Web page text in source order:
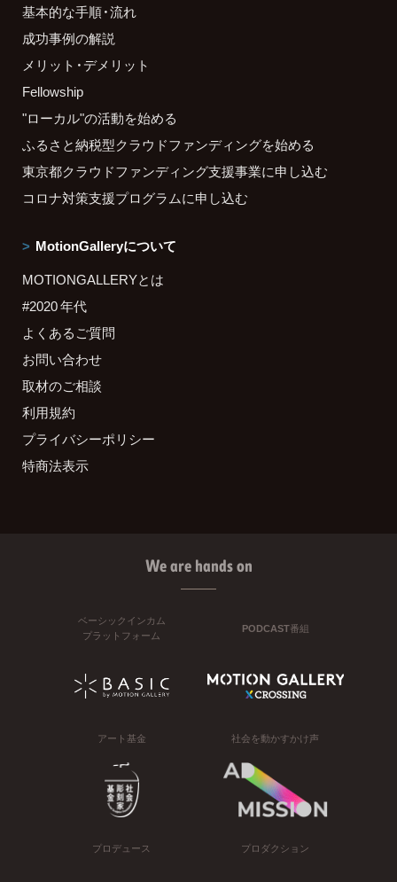
基本的な手順・流れ
成功事例の解説
メリット・デメリット
Fellowship
"ローカル"の活動を始める
ふるさと納税型クラウドファンディングを始める
東京都クラウドファンディング支援事業に申し込む
コロナ対策支援プログラムに申し込む
MotionGalleryについて
MOTIONGALLERYとは
#2020 年代
よくあるご質問
お問い合わせ
取材のご相談
利用規約
プライバシーポリシー
特商法表示
We are hands on
ベーシックインカム
プラットフォーム
PODCAST番組
アート基金 社会を動かすかけ声
プロデュース プロダクション